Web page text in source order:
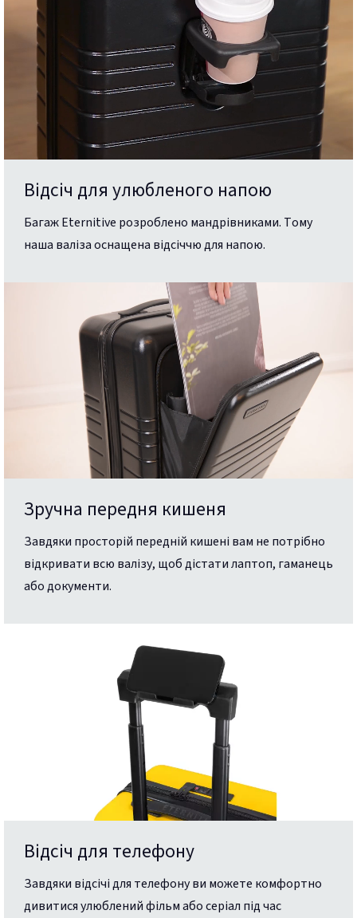
Відсіч для улюбленого напою
Багаж Eternitive розроблено мандрівниками. Тому
наша валіза оснащена відсіччю для напою.
Зручна передня кишеня
Завдяки просторій передній кишені вам не потрібно
відкривати всю валізу, щоб дістати лаптоп, гаманець
або документи.
Відсіч для телефону
Завдяки відсічі для телефону ви можете комфортно
дивитися улюблений фільм або серіал під час